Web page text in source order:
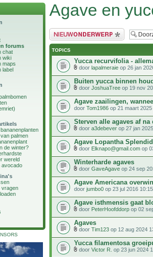
forums
chat
wiki
maps
label
palmen
de winter?
wereld
avocado
vragen
Agave en
Plaats een nieuw bericht
TOPICS
Yucca recurvifolia -
door lapalmeraie op 26 jan
Buiten yucca binnen
door JoshuaTree op 19 nov
Agave zaailingen,
door Tom1986 op 21 maart
Sterven alle agaves af na
door a3debever op 27 jan
Agave Lopantha
door Elknapo@gmail.com op
Winterharde agaves
door GaveAgave op 24 sep
Agave Americana
door jumbo0 op 23 jul 2016 10:15
Agave isthmensis gaat
door PeterHoofddorp op 02
Agaves
door Tim123 op 12 aug 2024
Yucca filamentosa
door Victor R. op 23 jun 2024